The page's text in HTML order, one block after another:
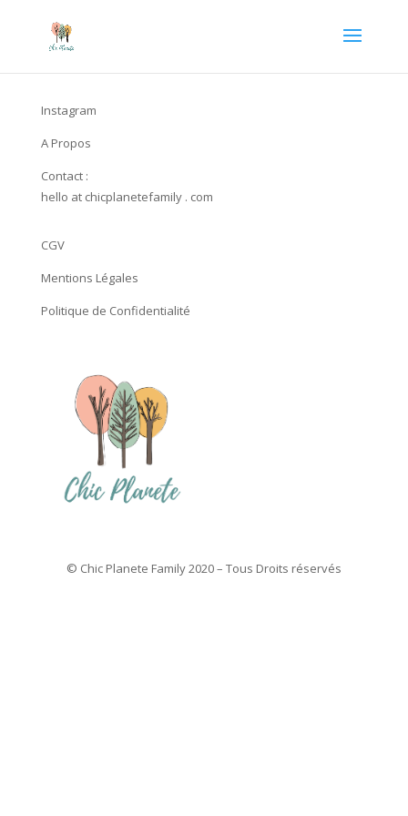
Instagram
A Propos
Contact :
hello at chicplanetefamily . com
CGV
Mentions Légales
Politique de Confidentialité
© Chic Planete Family 2020 – Tous Droits réservés